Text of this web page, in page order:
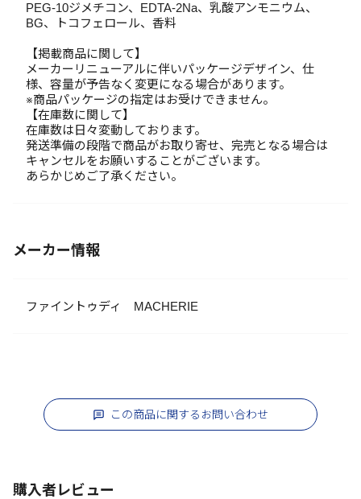
PEG-10ジメチコン、EDTA-2Na、乳酸アンモニウム、
BG、トコフェロール、香料
【掲載商品に関して】
メーカーリニューアルに伴いパッケージデザイン、仕
様、容量が予告なく変更になる場合があります。
※商品パッケージの指定はお受けできません。
【在庫数に関して】
在庫数は日々変動しております。
発送準備の段階で商品がお取り寄せ、完売となる場合は
キャンセルをお願いすることがございます。
あらかじめご了承ください。
メーカー情報
ファイントゥディ MACHERIE
この商品に関するお問い合わせ
購入者レビュー